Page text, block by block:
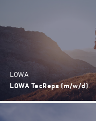
LOWA
LOWA TecReps (m/w/d)